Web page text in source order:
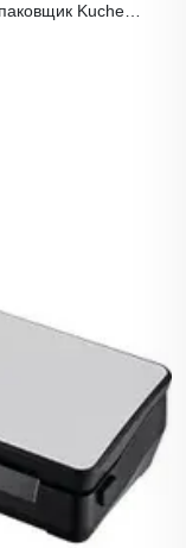
Kuchen-